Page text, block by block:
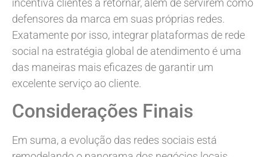
incentiva clientes a retornar, além de servirem como
defensores da marca em suas próprias redes.
Exatamente por isso, integrar plataformas de rede
social na estratégia global de atendimento é uma
das maneiras mais eficazes de garantir um
excelente serviço ao cliente.
Considerações Finais
Em suma, a evolução das redes sociais está